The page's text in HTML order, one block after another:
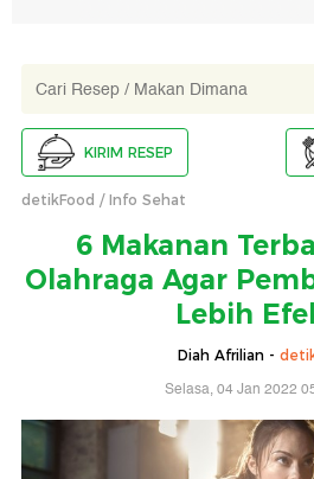
KIRIM RESEP
detikFood Info Sehat
6 Makanan
Olahraga Agar
Lebih
Diah Afrilian -
Selasa, 04 Jan 2022